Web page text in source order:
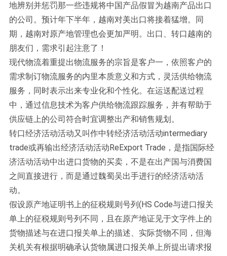
地辨别并惩罚那一些违规将中国产品假冒为越南产品出口
的公司。预计年下半年，越南对美出口将接着猛增。同
期，越南对原产地管理也会更加严明。出口、转口越南的
朋友们，需求引起注意了！
现代物流着重提出物流服务的宗旨是客户一，依照客户的
需求制订物流服务的内里本质意义和方式，灵活供给物流
服务，同时表示出来专业化和个性化。在运送配送过程
中，通过信息技术为客户供给物流跟踪服务，并有帮助于
供应链上的公司符合时宜调整出产和销售规划。
转口经济活动活动又叫作中转经济活动活动intermediary
trade或再输出经济活动活动ReExport Trade，是指国际经
济活动活动中出进口货物的买卖，不是在出产国与消费国
之间直接进行，而是通过魏蜀吴出手进行的经济活动活
动。
假设原产地证明书上的征税规则号列(HS Code与进口报关
单上的征税规则号列不同，且在原产地证见于文字件上的
货物描述与在进口报关单上的描述、实际货物不同，但海
关机关有根据明确承认货物属进口报关单上所提出请求报